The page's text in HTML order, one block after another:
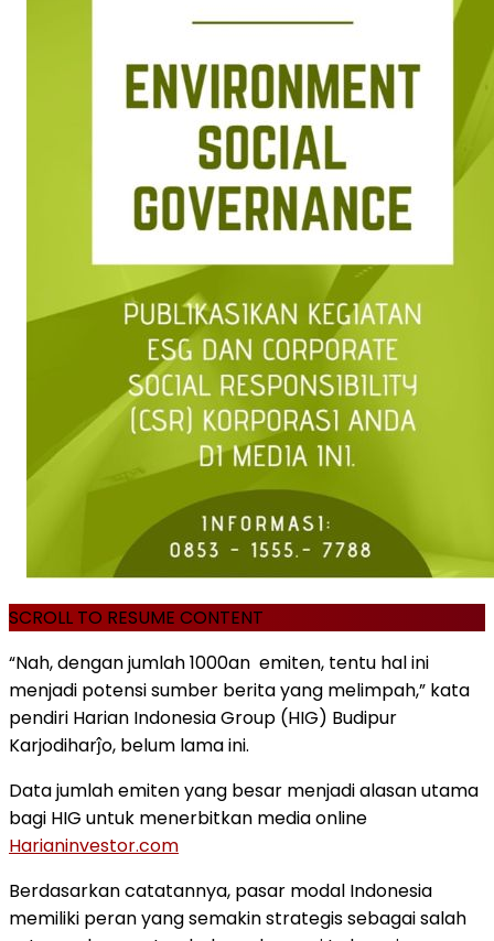
SCROLL TO RESUME CONTENT
“Nah, dengan jumlah 1000an emiten, tentu hal ini
menjadi potensi sumber berita yang melimpah,” kata
pendiri Harian Indonesia Group (HIG) Budipur
Karjodiharĵo, belum lama ini.
Data jumlah emiten yang besar menjadi alasan utama
bagi HIG untuk menerbitkan media online
Harianinvestor.com
Berdasarkan catatannya, pasar modal Indonesia
memiliki peran yang semakin strategis sebagai salah